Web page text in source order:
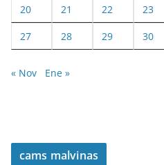
20 21 22 23
27 28 29 30
« Nov Ene »
cams malvinas